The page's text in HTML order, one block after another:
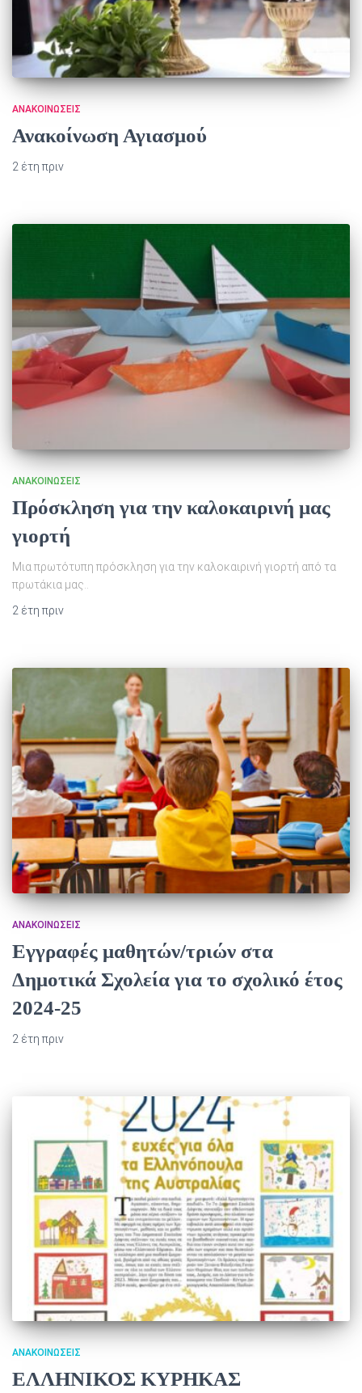
ΑΝΑΚΟΙΝΏΣΕΙΣ
Ανακοίνωση Αγιασμού
2 έτη πριν
ΑΝΑΚΟΙΝΏΣΕΙΣ
Πρόσκληση για την καλοκαιρινή μας
γιορτή
Μια πρωτότυπη πρόσκληση για την καλοκαιρινή γιορτή από τα
πρωτάκια μας..
2 έτη πριν
ΑΝΑΚΟΙΝΏΣΕΙΣ
Εγγραφές μαθητών/τριών στα
Δημοτικά Σχολεία για το σχολικό έτος
2024-25
2 έτη πριν
ΑΝΑΚΟΙΝΏΣΕΙΣ
ΕΛΛΗΝΙΚΟΣ ΚΥΡΗΚΑΣ